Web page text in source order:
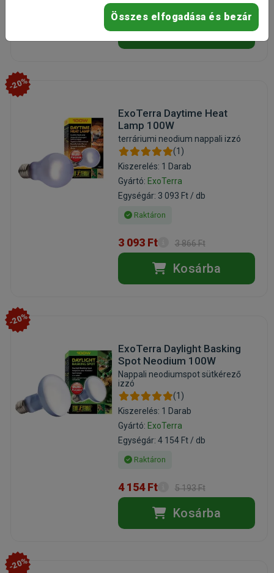
17 965 Ft
Kosárba
-20%
ExoTerra Daytime Heat
Lamp 100W
terráriumi neodium nappali izzó
(1)
Kiszerelés: 1 Darab
Gyártó: ExoTerra
Egységár: 3 093 Ft / db
Raktáron
3 093 Ft 3 866 Ft
Kosárba
-20%
ExoTerra Daylight Basking
Spot Neodium 100W
Nappali neodiumspot sütkérező
izzó
(1)
Kiszerelés: 1 Darab
Gyártó: ExoTerra
Egységár: 4 154 Ft / db
Raktáron
4 154 Ft 5 193 Ft
Kosárba
-20%
Összes elfogadása és bezár